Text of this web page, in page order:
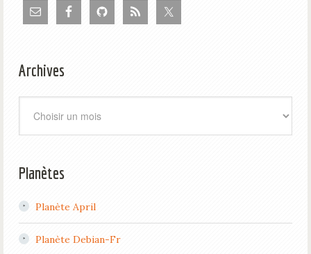
Archives
Planètes
Planète April
Planète Debian-Fr